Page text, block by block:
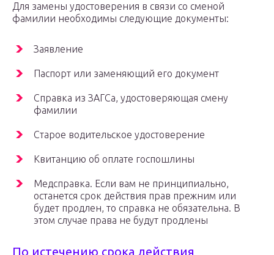
Для замены удостоверения в связи со сменой
фамилии необходимы следующие документы:
Заявление
Паспорт или заменяющий его документ
Справка из ЗАГСа, удостоверяющая смену
фамилии
Старое водительское удостоверение
Квитанцию об оплате госпошлины
Медсправка. Если вам не принципиально,
останется срок действия прав прежним или
будет продлен, то справка не обязательна. В
этом случае права не будут продлены
По истечению срока действия